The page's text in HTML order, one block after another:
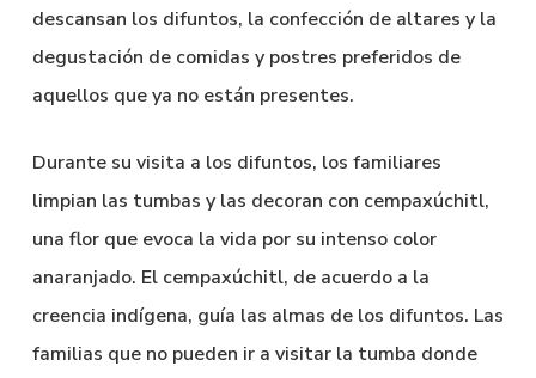
descansan los difuntos, la confección de altares y la
degustación de comidas y postres preferidos de
aquellos que ya no están presentes.
Durante su visita a los difuntos, los familiares
limpian las tumbas y las decoran con cempaxúchitl,
una flor que evoca la vida por su intenso color
anaranjado. El cempaxúchitl, de acuerdo a la
creencia indígena, guía las almas de los difuntos. Las
familias que no pueden ir a visitar la tumba donde